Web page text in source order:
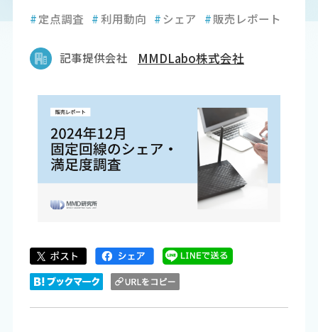
#定点調査 #利用動向 #シェア #販売レポート
記事提供会社 MMDLabo株式会社